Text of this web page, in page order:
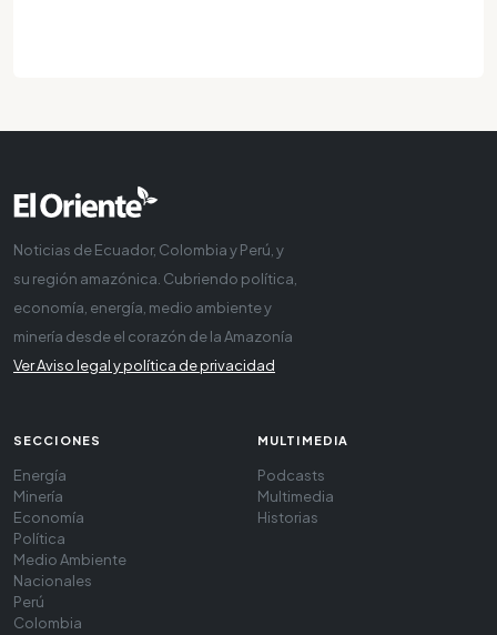
Noticias de Ecuador, Colombia y Perú, y
su región amazónica. Cubriendo política,
economía, energía, medio ambiente y
minería desde el corazón de la Amazonía
Ver Aviso legal y política de privacidad
SECCIONES
Energía
Minería
Economía
Política
Medio Ambiente
Nacionales
Perú
Colombia
MULTIMEDIA
Podcasts
Multimedia
Historias